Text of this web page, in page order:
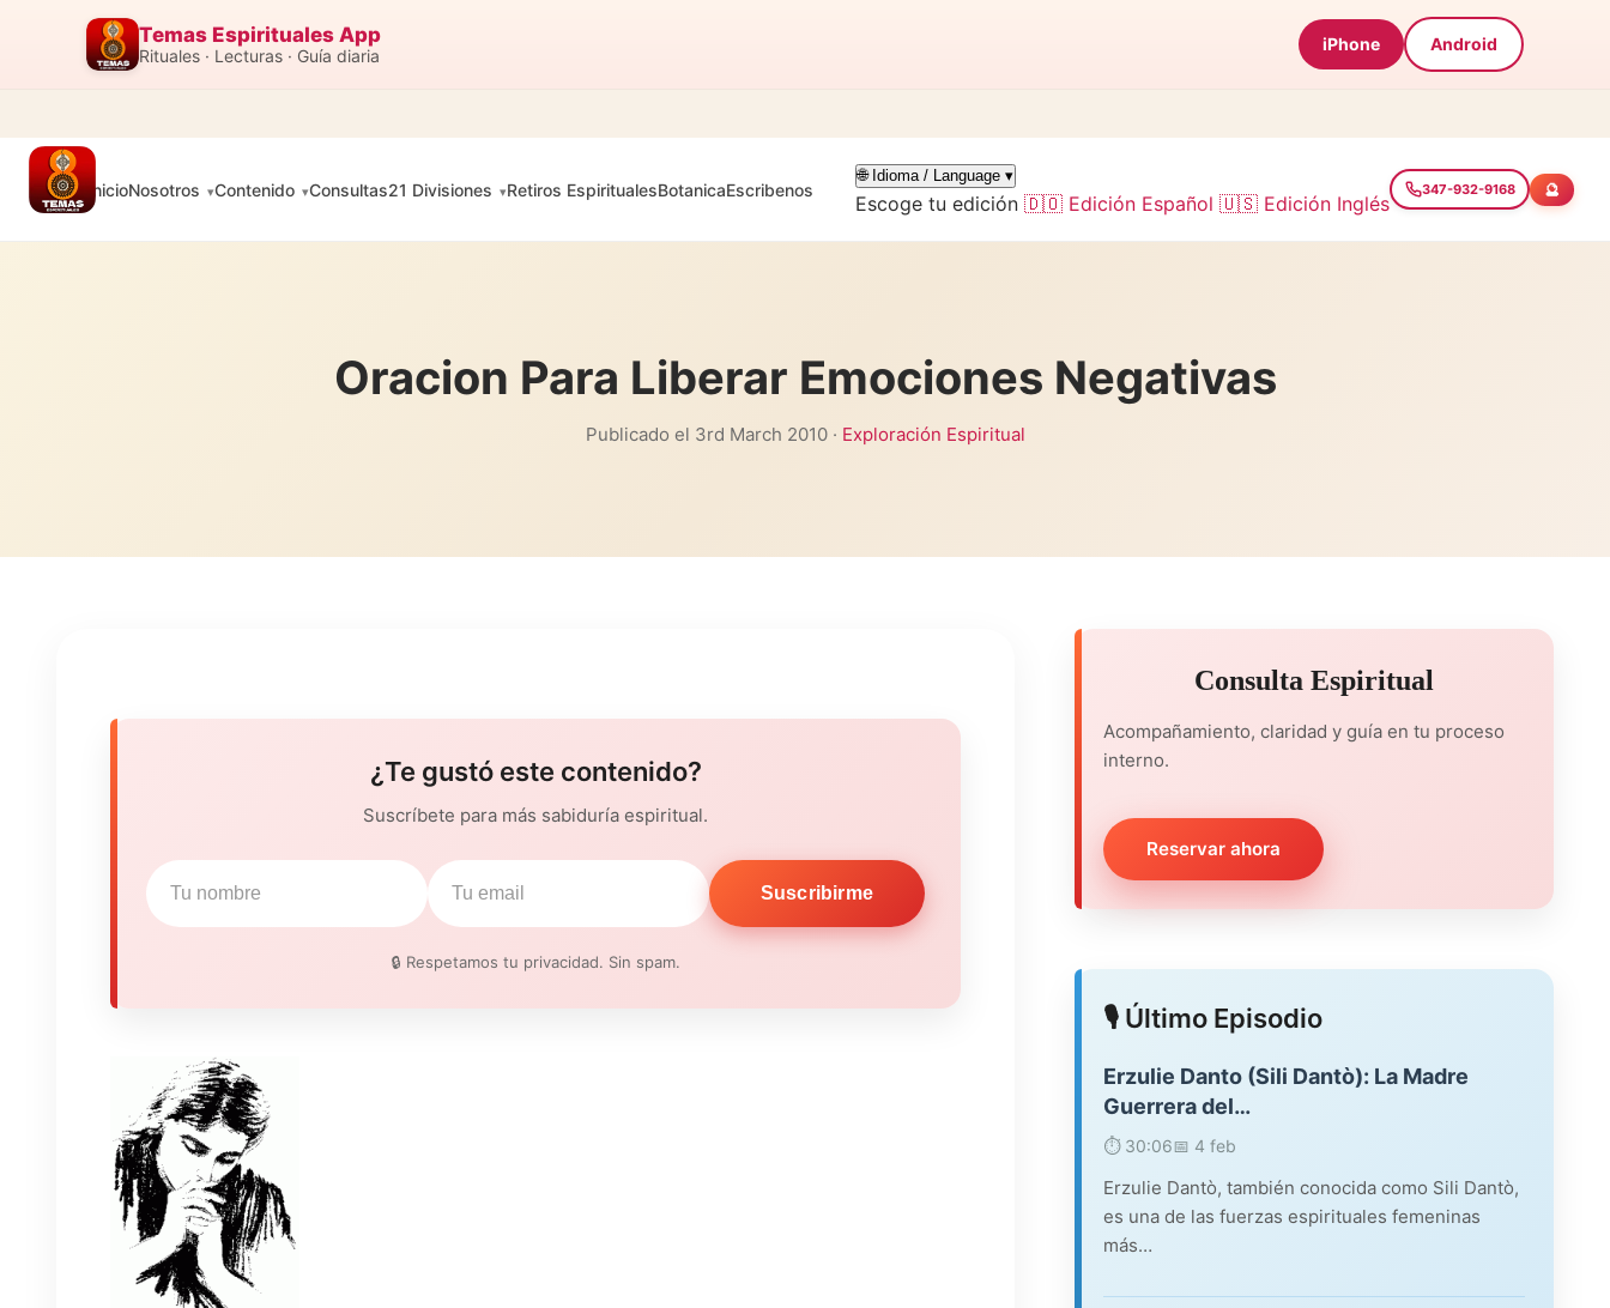
Temas Espirituales App
Rituales · Lecturas · Guía diaria
iPhone Android
InicioNosotros Contenido Consultas21 Divisiones Retiros EspiritualesBotanicaEscribenos
🌐 Idioma / Language ▾
Escoge tu edición 🇩🇴 Edición Español 🇺🇸 Edición Inglés
347-932-9168 🔮
Oracion Para Liberar Emociones Negativas
Publicado el 3rd March 2010 · Exploración Espiritual
¿Te gustó este contenido?
Suscríbete para más sabiduría espiritual.
Suscribirme
🔒 Respetamos tu privacidad. Sin spam.
Consulta Espiritual
Acompañamiento, claridad y guía en tu proceso
interno.
Reservar ahora
🎙️ Último Episodio
Erzulie Danto (Sili Dantò): La Madre
Guerrera del…
⏱️ 30:06📅 4 feb
Erzulie Dantò, también conocida como Sili Dantò,
es una de las fuerzas espirituales femeninas
más…